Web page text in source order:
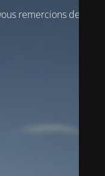
remercions de votre